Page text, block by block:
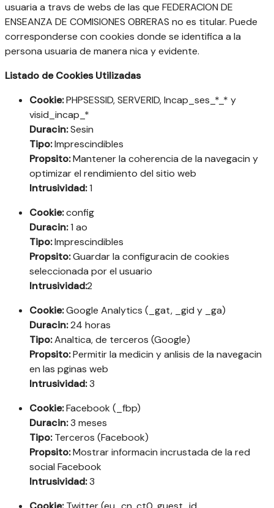
usuaria a travs de webs de las que FEDERACION DE
ENSEANZA DE COMISIONES OBRERAS no es titular. Puede
corresponderse con cookies donde se identifica a la
persona usuaria de manera nica y evidente.
Listado de Cookies Utilizadas
Cookie:PHPSESSID, SERVERID, Incap_ses_*_* y
visid_incap_*
Duracin:Sesin
Tipo:Imprescindibles
Propsito:Mantener la coherencia de la navegacin y
optimizar el rendimiento del sitio web
Intrusividad:1
Cookie:config
Duracin:1 ao
Tipo:Imprescindibles
Propsito:Guardar la configuracin de cookies
seleccionada por el usuario
Intrusividad:2
Cookie:Google Analytics (_gat, _gid y _ga)
Duracin:24 horas
Tipo:Analtica, de terceros (Google)
Propsito:Permitir la medicin y anlisis de la navegacin
en las pginas web
Intrusividad:3
Cookie:Facebook (_fbp)
Duracin:3 meses
Tipo:Terceros (Facebook)
Propsito:Mostrar informacin incrustada de la red
social Facebook
Intrusividad:3